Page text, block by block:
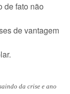
de fato não
de vantagem
da crise e ano